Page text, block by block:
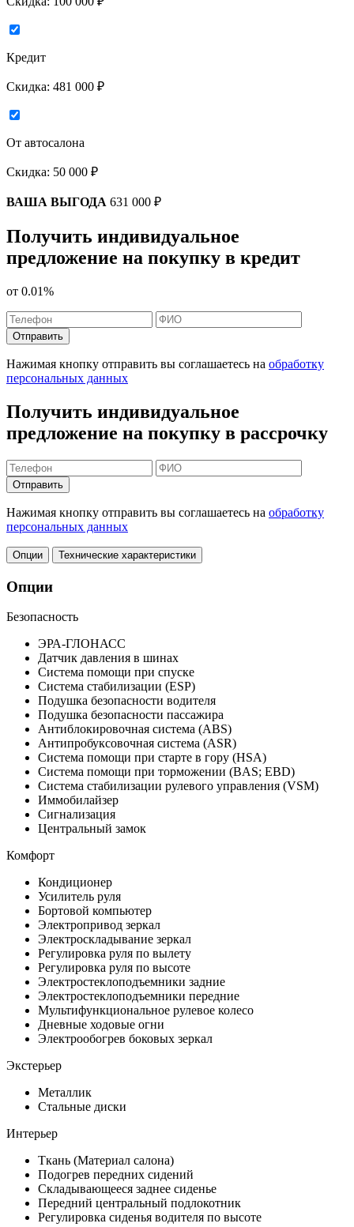
Кредит
Скидка: 481 000 ₽
От автосалона
Скидка: 50 000 ₽
ВАША ВЫГОДА 631 000 ₽
Получить индивидуальное
предложение на покупку в кредит
от 0.01%
Отправить
Нажимая кнопку отправить вы соглашаетесь на обработку
персональных данных
Получить индивидуальное
предложение на покупку в рассрочку
Отправить
Нажимая кнопку отправить вы соглашаетесь на обработку
персональных данных
Опции Технические характеристики
Опции
Безопасность
ЭРА-ГЛОНАСС
Датчик давления в шинах
Система помощи при спуске
Система стабилизации (ESP)
Подушка безопасности водителя
Подушка безопасности пассажира
Антиблокировочная система (ABS)
Антипробуксовочная система (ASR)
Система помощи при старте в гору (HSA)
Система помощи при торможении (BAS; EBD)
Система стабилизации рулевого управления (VSM)
Иммобилайзер
Сигнализация
Центральный замок
Комфорт
Кондиционер
Усилитель руля
Бортовой компьютер
Электропривод зеркал
Электроскладывание зеркал
Регулировка руля по вылету
Регулировка руля по высоте
Электростеклоподъемники задние
Электростеклоподъемники передние
Мультифункциональное рулевое колесо
Дневные ходовые огни
Электрообогрев боковых зеркал
Экстерьер
Металлик
Стальные диски
Интерьер
Ткань (Материал салона)
Подогрев передних сидений
Складывающееся заднее сиденье
Передний центральный подлокотник
Регулировка сиденья водителя по высоте